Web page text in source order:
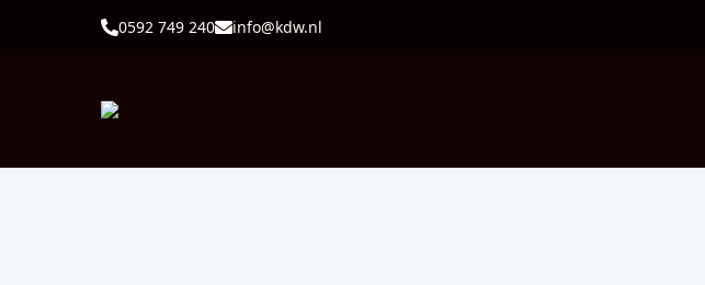
0592 749 240 info@kdw.nl